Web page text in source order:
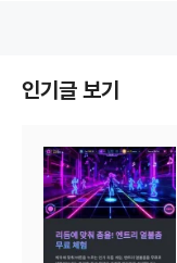
인기글 보기